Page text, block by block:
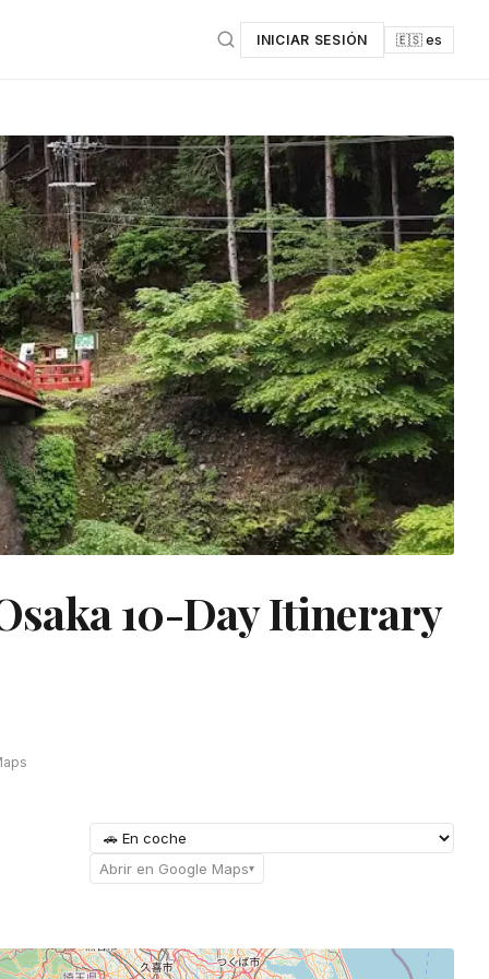
INICIAR SESIÓN 🇪🇸 es
10-Day Itinerary
Abrir en Google Maps▾